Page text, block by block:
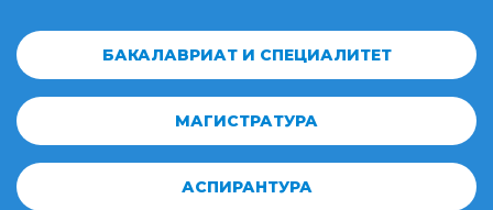
БАКАЛАВРИАТ И СПЕЦИАЛИТЕТ
МАГИСТРАТУРА
АСПИРАНТУРА